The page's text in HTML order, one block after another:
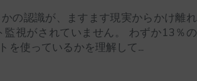
の認識が、ますます現実からかけ離れ
視がされていません。 わずか13％の
を使っているかを理解して...